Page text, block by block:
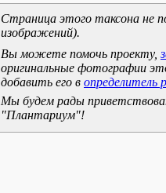
Страница этого таксона не
изображений).
Вы можете помочь проекту,
оригинальные фотографии
добавить его в определитель
Мы будем рады
"Плантариум"!